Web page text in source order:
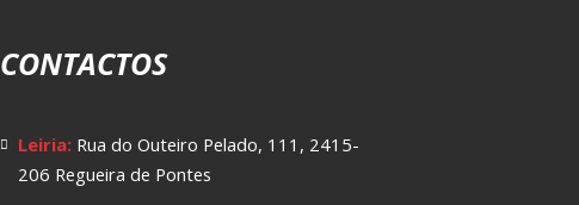
CONTACTOS
Leiria: Rua do Outeiro Pelado, 111, 2415-
206 Regueira de Pontes